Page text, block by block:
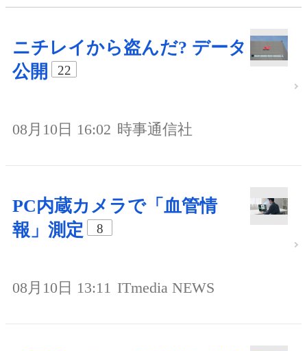
ニチレイから盗んだ? データ
公開
22
08月10日 16:02 時事通信社
PC内蔵カメラで「血管情
報」測定
8
08月10日 13:11 ITmedia NEWS